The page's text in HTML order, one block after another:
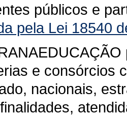
públicos e
pela Lei 18540
e consórcios
nacionais,